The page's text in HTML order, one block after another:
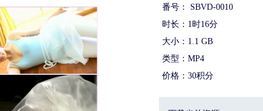
番号： SBVD-0010
时长：1时16分
大小：1.1 GB
类型：MP4
价格：30积分